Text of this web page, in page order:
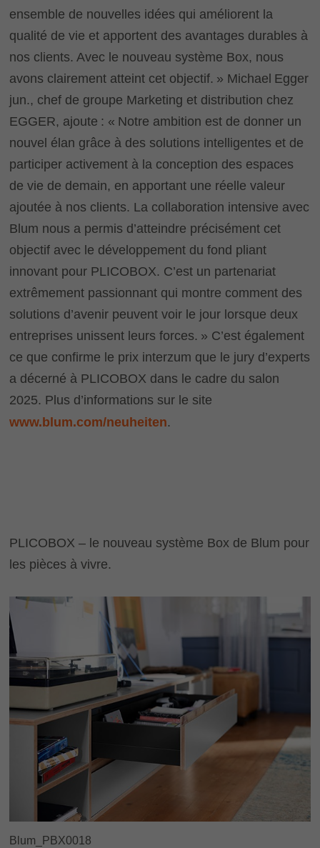
ensemble de nouvelles idées qui améliorent la
qualité de vie et apportent des avantages durables à
nos clients. Avec le nouveau système Box, nous
avons clairement atteint cet objectif. » Michael Egger
jun., chef de groupe Marketing et distribution chez
EGGER, ajoute : « Notre ambition est de donner un
nouvel élan grâce à des solutions intelligentes et de
participer activement à la conception des espaces
de vie de demain, en apportant une réelle valeur
ajoutée à nos clients. La collaboration intensive avec
Blum nous a permis d’atteindre précisément cet
objectif avec le développement du fond pliant
innovant pour PLICOBOX. C’est un partenariat
extrêmement passionnant qui montre comment des
solutions d’avenir peuvent voir le jour lorsque deux
entreprises unissent leurs forces. » C’est également
ce que confirme le prix interzum que le jury d’experts
a décerné à PLICOBOX dans le cadre du salon
2025. Plus d’informations sur le site
www.blum.com/​neuheiten.
Blum_PBX0018
PLICOBOX – le nouveau système Box de Blum pour
les pièces à vivre.